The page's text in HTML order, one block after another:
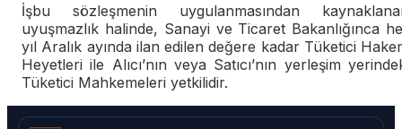
İşbu sözleşmenin uygulanmasından
uyuşmazlık halinde, Sanayi ve Ticaret Bakanlığınca
yıl Aralık ayında ilan edilen değere kadar Tüketici
Heyetleri ile Alıcı’nın veya Satıcı’nın yerleşim
Tüketici Mahkemeleri yetkilidir.